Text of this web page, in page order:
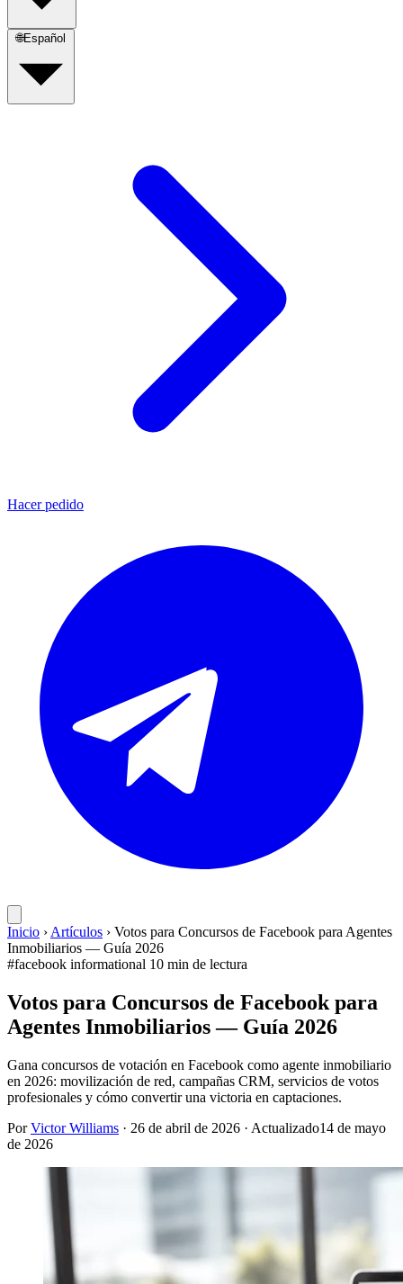
🌐Español
Hacer pedido
Inicio › Artículos › Votos para Concursos de Facebook para Agentes
Inmobiliarios — Guía 2026
#facebook informational 10 min de lectura
Votos para Concursos de Facebook para
Agentes Inmobiliarios — Guía 2026
Gana concursos de votación en Facebook como agente inmobiliario
en 2026: movilización de red, campañas CRM, servicios de votos
profesionales y cómo convertir una victoria en captaciones.
PorVictor Williams · 26 de abril de 2026 · Actualizado14 de mayo
de 2026